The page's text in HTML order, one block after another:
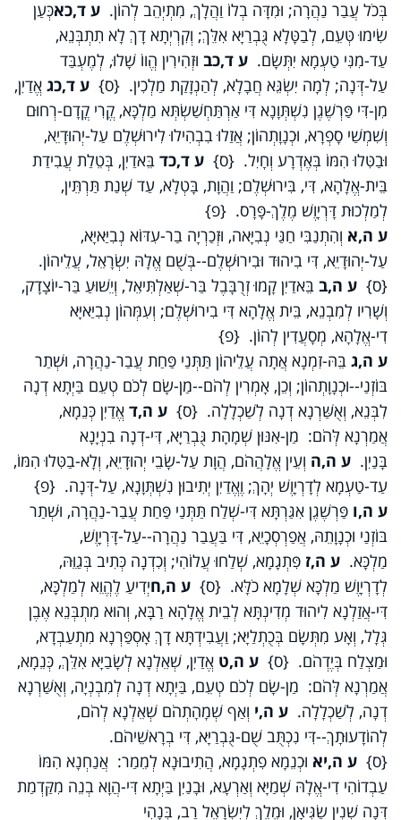
בְּכֹל עֲבַר נַהֲרָה; וּמִדָּה בְלוֹ וַהֲלָךְ, מִתְיְהֵב לְהוֹן. ע ד,כאכְּעַן
שִׂימוּ טְּעֵם, לְבַטָּלָא גֻּבְרַיָּא אִלֵּךְ; וְקִרְיְתָא דָךְ לָא תִתְבְּנֵא,
עַד-מִנִּי טַעְמָא יִתְּשָׂם. ע ד,כב וּזְהִירִין הֱווֹ שָׁלוּ, לְמֶעְבַּד
עַל-דְּנָה; לְמָה יִשְׂגֵּא חֲבָלָא, לְהַנְזָקַת מַלְכִין. {ס} ע ד,כג אֱדַיִן,
מִן-דִּי פַּרְשֶׁגֶן נִשְׁתְּוָנָא דִּי אַרְתַּחְשַׁשְׂתְּא מַלְכָּא, קֱרִי קֳדָם-רְחוּם
וְשִׁמְשַׁי סָפְרָא, וּכְנָוָתְהוֹן; אֲזַלוּ בִבְהִילוּ לִירוּשְׁלֶם עַל-יְהוּדָיֵא,
וּבַטִּלוּ הִמּוֹ בְּאֶדְרָע וְחָיִל. {ס} ע ד,כד בֵּאדַיִן, בְּטֵלַת עֲבִידַת
בֵּית-אֱלָהָא, דִּי, בִּירוּשְׁלֶם; וַהֲוָת, בָּטְלָא, עַד שְׁנַת תַּרְתֵּין,
לְמַלְכוּת דָּרְיָוֶשׁ מֶלֶךְ-פָּרָס. {פ}
ע ה,א וְהִתְנַבִּי חַגַּי נְבִיָּאה, וּזְכַרְיָה בַר-עִדּוֹא נְבִיַּאיָּא,
עַל-יְהוּדָיֵא, דִּי בִיהוּד וּבִירוּשְׁלֶם--בְּשֻׁם אֱלָהּ יִשְׂרָאֵל, עֲלֵיהוֹן.
{ס} ע ה,ב בֵּאדַיִן קָמוּ זְרֻבָּבֶל בַּר-שְׁאַלְתִּיאֵל, וְיֵשׁוּעַ בַּר-יוֹצָדָק,
וְשָׁרִיו לְמִבְנֵא, בֵּית אֱלָהָא דִּי בִירוּשְׁלֶם; וְעִמְּהוֹן נְבִיַּאיָּא
דִי-אֱלָהָא, מְסָעֲדִין לְהוֹן. {פ}
ע ה,ג בֵּהּ-זִמְנָא אֲתָה עֲלֵיהוֹן תַּתְּנַי פַּחַת עֲבַר-נַהֲרָה, וּשְׁתַר
בּוֹזְנַי--וּכְנָוָתְהוֹן; וְכֵן, אָמְרִין לְהֹם--מַן-שָׂם לְכֹם טְעֵם בַּיְתָא דְנָה
לִבְּנֵא, וְאֻשַּׁרְנָא דְנָה לְשַׁכְלָלָה. {ס} ע ה,ד אֱדַיִן כְּנֵמָא,
אֲמַרְנָא לְּהֹם: מַן-אִנּוּן שְׁמָהָת גֻּבְרַיָּא, דִּי-דְנָה בִנְיָנָא
בָּנַיִן. ע ה,ה וְעֵין אֱלָהֲהֹם, הֲוָת עַל-שָׂבֵי יְהוּדָיֵא, וְלָא-בַטִּלוּ הִמּוֹ,
עַד-טַעְמָא לְדָרְיָוֶשׁ יְהָךְ; וֶאֱדַיִן יְתִיבוּן נִשְׁתְּוָנָא, עַל-דְּנָה. {פ}
ע ה,ו פַּרְשֶׁגֶן אִגַּרְתָּא דִּי-שְׁלַח תַּתְּנַי פַּחַת עֲבַר-נַהֲרָה, וּשְׁתַר
בּוֹזְנַי וּכְנָוָתֵהּ, אֲפַרְסְכָיֵא, דִּי בַּעֲבַר נַהֲרָה--עַל-דָּרְיָוֶשׁ,
מַלְכָּא. ע ה,ז פִּתְגָמָא, שְׁלַחוּ עֲלוֹהִי; וְכִדְנָה כְּתִיב בְּגַוֵּהּ,
לְדָרְיָוֶשׁ מַלְכָּא שְׁלָמָא כֹלָּא. {ס} ע ה,חיְדִיעַ לֶהֱוֵא לְמַלְכָּא,
דִּי-אֲזַלְנָא לִיהוּד מְדִינְתָּא לְבֵית אֱלָהָא רַבָּא, וְהוּא מִתְבְּנֵא אֶבֶן
גְּלָל, וְאָע מִתְּשָׂם בְּכֻתְלַיָּא; וַעֲבִידְתָּא דָךְ אָסְפַּרְנָא מִתְעַבְדָא,
וּמַצְלַח בְּיֶדְהֹם. {ס} ע ה,ט אֱדַיִן, שְׁאֵלְנָא לְשָׂבַיָּא אִלֵּךְ, כְּנֵמָא,
אֲמַרְנָא לְּהֹם: מַן-שָׂם לְכֹם טְעֵם, בַּיְתָא דְנָה לְמִבְנְיָה, וְאֻשַּׁרְנָא
דְנָה, לְשַׁכְלָלָה. ע ה,י וְאַף שְׁמָהָתְהֹם שְׁאֵלְנָא לְהֹם,
לְהוֹדָעוּתָךְ--דִּי נִכְתֻּב שֻׁם-גֻּבְרַיָּא, דִּי בְרָאשֵׁיהֹם.
{ס} ע ה,יא וּכְנֵמָא פִתְגָמָא, הֲתִיבוּנָא לְמֵמַר: אֲנַחְנָא הִמּוֹ
עַבְדוֹהִי דִי-אֱלָהּ שְׁמַיָּא וְאַרְעָא, וּבָנַיִן בַּיְתָא דִּי-הֲוָא בְנֵה מִקַּדְמַת
דְּנָה שְׁנִין שַׂגִּיאָן, וּמֶלֶךְ לְיִשְׂרָאֵל רַב, בְּנָהִי